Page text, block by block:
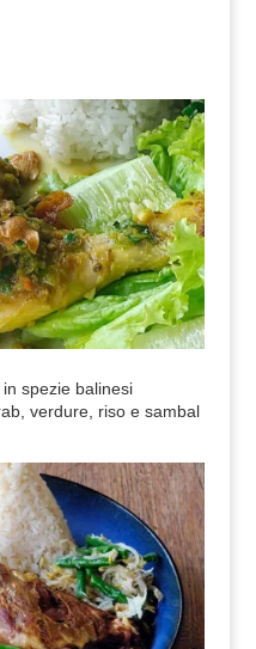
spezie balinesi
verdure, riso e sambal